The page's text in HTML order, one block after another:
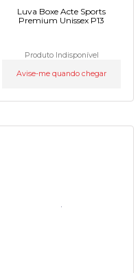
Luva Boxe Acte Sports
Premium Unissex P13
Produto Indisponível
Avise-me quando chegar